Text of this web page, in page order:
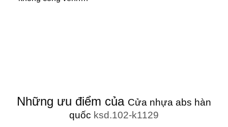
Những ưu điểm của Cửa nhựa abs hàn
quốc ksd.102-k1129